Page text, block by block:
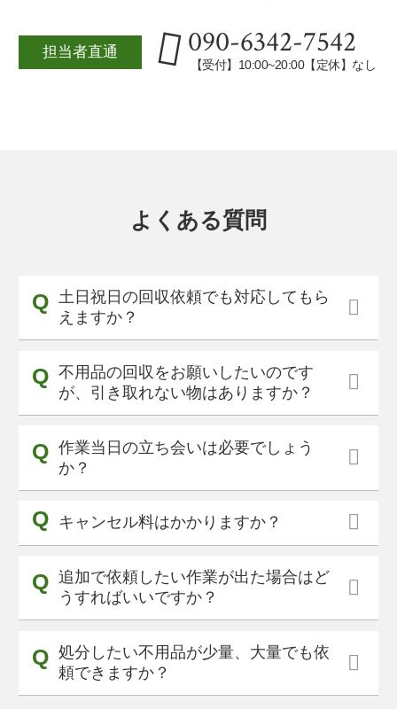
担当者直通 090-6342-7542
【受付】10:00~20:00【定休】なし
よくある質問
土日祝日の回収依頼でも対応してもら
えますか？
不用品の回収をお願いしたいのです
が、引き取れない物はありますか？
作業当日の立ち会いは必要でしょう
か？
キャンセル料はかかりますか？
追加で依頼したい作業が出た場合はど
うすればいいですか？
処分したい不用品が少量、大量でも依
頼できますか？